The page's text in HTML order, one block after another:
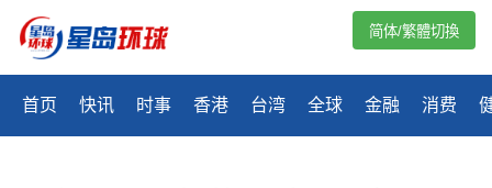
首页 快讯 时事 香港 台湾 全球 金融 消费
简体/繁體切換